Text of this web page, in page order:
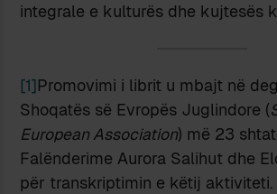
integrale e kulturës dhe kujtesës
[1]Promovimi i librit u mbajt në
Shoqatës së Evropës Juglindore (
European Association) më 23
Falënderime Aurora Salihut dhe
për transkriptimin e këtij aktiviteti.